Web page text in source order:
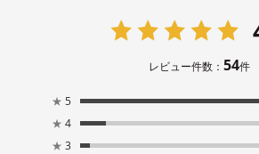
レビュー件数： 54件
★ 5
★ 4
★ 3